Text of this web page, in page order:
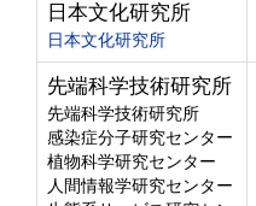
日本文化研究所
日本文化研究所
先端科学技術研究所
先端科学技術研究所
感染症分子研究センター
植物科学研究センター
人間情報学研究センター